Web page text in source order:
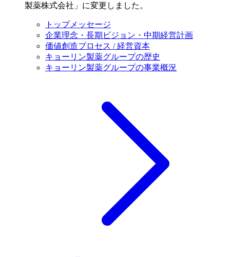
製薬株式会社」に変更しました。
トップメッセージ
企業理念・長期ビジョン・中期経営計画
価値創造プロセス / 経営資本
キョーリン製薬グループの歴史
キョーリン製薬グループの事業概況